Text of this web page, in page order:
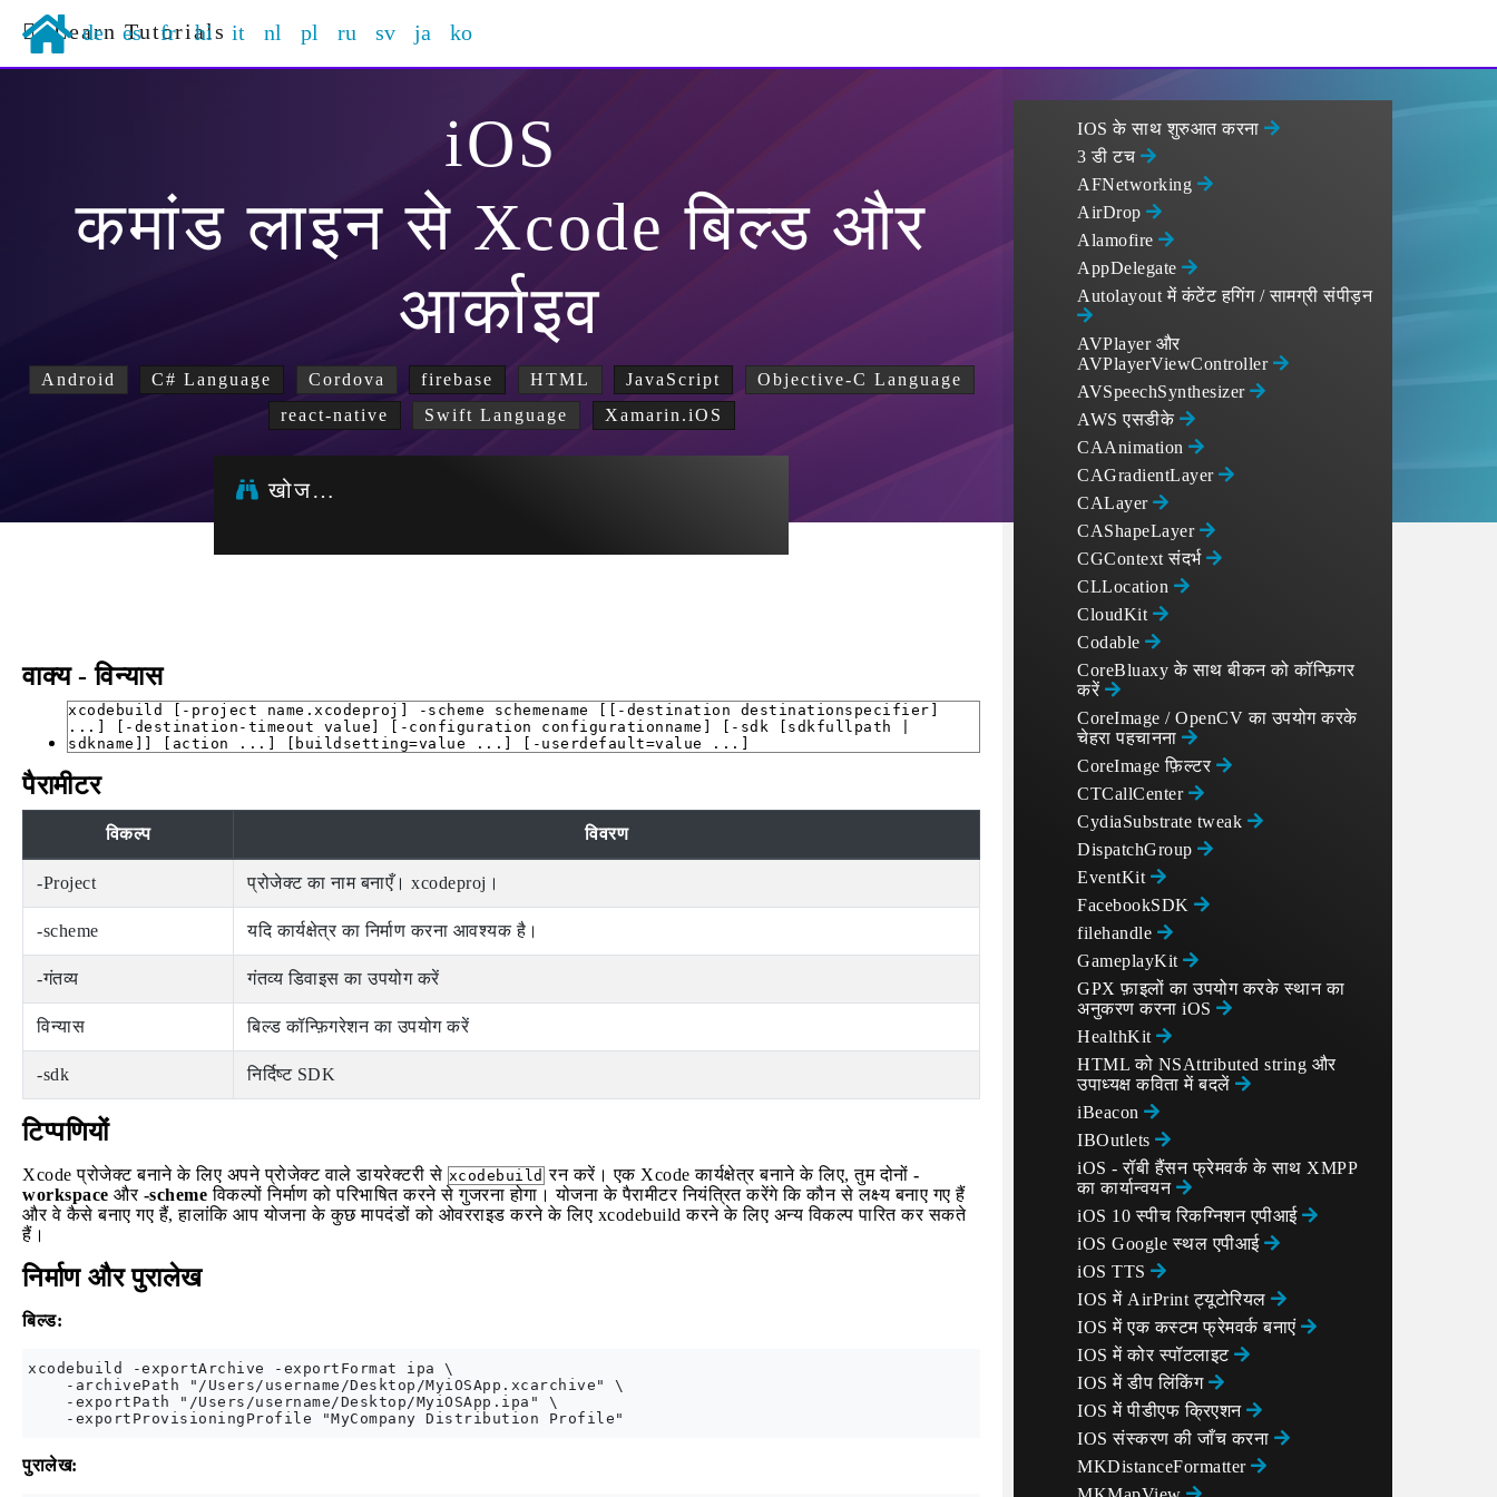
Learn Tutorials
de es fr hi it nl pl ru sv ja ko
iOS
कमांड लाइन से Xcode बिल्ड और
आर्काइव
Android C# Language Cordova firebase HTML JavaScript
Objective-C Language
react-native
Swift Language Xamarin.iOS
खोज…
वाक्य - विन्यास
xcodebuild [-project name.xcodeproj] -scheme schemename [[-destination destinationspecifier]
...] [-destination-timeout value] [-configuration configurationname] [-sdk [sdkfullpath |
sdkname]] [action ...] [buildsetting=value ...] [-userdefault=value ...]
पैरामीटर
विकल्प विवरण
-Project प्रोजेक्ट का नाम बनाएँ। xcodeproj।
-scheme यदि कार्यक्षेत्र का निर्माण करना आवश्यक है।
-गंतव्य गंतव्य डिवाइस का उपयोग करें
विन्यास बिल्ड कॉन्फ़िगरेशन का उपयोग करें
-sdk निर्दिष्ट SDK
टिप्पणियों
Xcode प्रोजेक्ट बनाने के लिए अपने प्रोजेक्ट वाले डायरेक्टरी से xcodebuild रन करें। एक Xcode कार्यक्षेत्र बनाने के लिए, तुम दोनों -
workspace और -scheme विकल्पों निर्माण को परिभाषित करने से गुजरना होगा। योजना के पैरामीटर नियंत्रित करेंगे कि कौन से लक्ष्य बनाए गए हैं
और वे कैसे बनाए गए हैं, हालांकि आप योजना के कुछ मापदंडों को ओवरराइड करने के लिए xcodebuild करने के लिए अन्य विकल्प पारित कर सकते
हैं।
निर्माण और पुरालेख
बिल्ड:
xcodebuild -exportArchive -exportFormat ipa \
    -archivePath "/Users/username/Desktop/MyiOSApp.xcarchive" \
    -exportPath "/Users/username/Desktop/MyiOSApp.ipa" \
पुरालेख:
IOS के साथ शुरुआत करना
3 डी टच
AFNetworking
AirDrop
Alamofire
AppDelegate
Autolayout में कंटेंट हगिंग / सामग्री संपीड़न
AVPlayer और
AVPlayerViewController
AVSpeechSynthesizer
AWS एसडीके
CAAnimation
CAGradientLayer
CALayer
CAShapeLayer
CGContext संदर्भ
CLLocation
CloudKit
Codable
CoreBluaxy के साथ बीकन को कॉन्फ़िगर
करें
CoreImage / OpenCV का उपयोग करके
चेहरा पहचानना
CoreImage फ़िल्टर
CTCallCenter
CydiaSubstrate tweak
DispatchGroup
EventKit
FacebookSDK
filehandle
GameplayKit
GPX फ़ाइलों का उपयोग करके स्थान का
अनुकरण करना iOS
HealthKit
HTML को NSAttributed string और
उपाध्यक्ष कविता में बदलें
iBeacon
IBOutlets
iOS - रॉबी हैंसन फ्रेमवर्क के साथ XMPP
का कार्यान्वयन
iOS 10 स्पीच रिकग्निशन एपीआई
iOS Google स्थल एपीआई
iOS TTS
IOS में AirPrint ट्यूटोरियल
IOS में एक कस्टम फ्रेमवर्क बनाएं
IOS में कोर स्पॉटलाइट
IOS में डीप लिंकिंग
IOS में पीडीएफ क्रिएशन
IOS संस्करण की जाँच करना
MKDistanceFormatter